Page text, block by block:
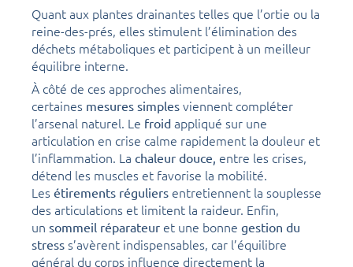
Quant aux plantes drainantes telles que l’ortie ou la
reine-des-prés, elles stimulent l’élimination des
déchets métaboliques et participent à un meilleur
équilibre interne.
À côté de ces approches alimentaires,
certaines mesures simples viennent compléter
l’arsenal naturel. Le froid appliqué sur une
articulation en crise calme rapidement la douleur et
l’inflammation. La chaleur douce, entre les crises,
détend les muscles et favorise la mobilité.
Les étirements réguliers entretiennent la souplesse
des articulations et limitent la raideur. Enfin,
un sommeil réparateur et une bonne gestion du
stress s’avèrent indispensables, car l’équilibre
général du corps influence directement la